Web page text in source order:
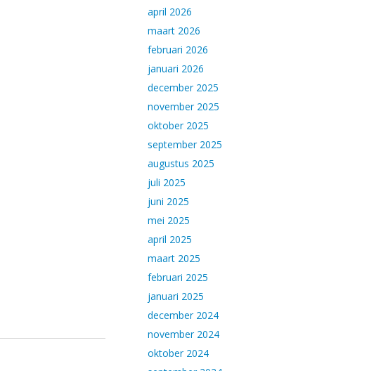
april 2026
maart 2026
februari 2026
januari 2026
december 2025
november 2025
oktober 2025
september 2025
augustus 2025
juli 2025
juni 2025
mei 2025
april 2025
maart 2025
februari 2025
januari 2025
december 2024
november 2024
oktober 2024